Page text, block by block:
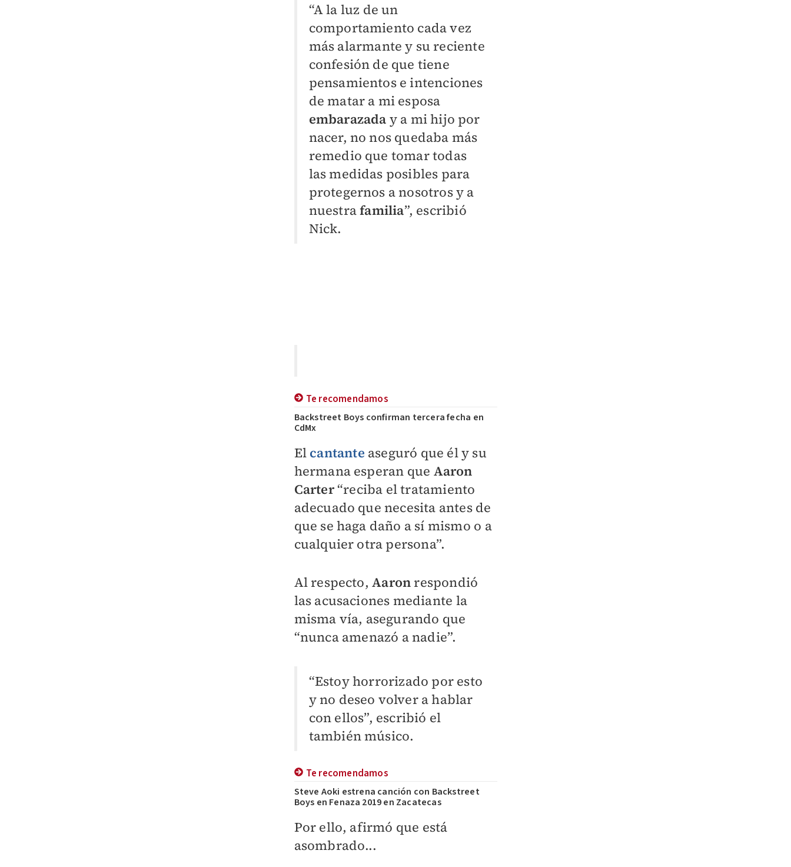
“A la luz de un
comportamiento cada vez
más alarmante y su reciente
confesión de que tiene
pensamientos e intenciones
de matar a mi esposa
embarazada y a mi hijo por
nacer, no nos quedaba más
remedio que tomar todas
las medidas posibles para
protegernos a nosotros y a
nuestrafamilia”, escribió
Nick.
Te recomendamos
Backstreet Boys confirman tercera fecha en
CdMx
El cantante aseguró que él y su
hermana esperan que Aaron
Carter“reciba el tratamiento
adecuado que necesita antes de
que se haga daño a sí mismo o a
cualquier otra persona”.
Al respecto,Aaronrespondió
las acusaciones mediante la
misma vía, asegurando que
“nunca amenazó a nadie”.
“Estoy horrorizado por esto
y no deseo volver a hablar
con ellos”, escribió el
también músico.
Te recomendamos
Steve Aoki estrena canción con Backstreet
Boys en Fenaza 2019 en Zacatecas
Por ello, afirmó que está
asombrado...